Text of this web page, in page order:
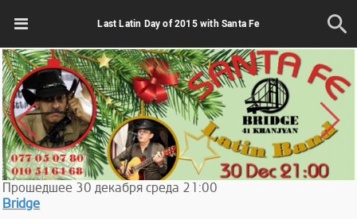
Last Latin Day of 2015 with Santa Fe
Прошедшее 30 декабря среда 21:00
Bridge